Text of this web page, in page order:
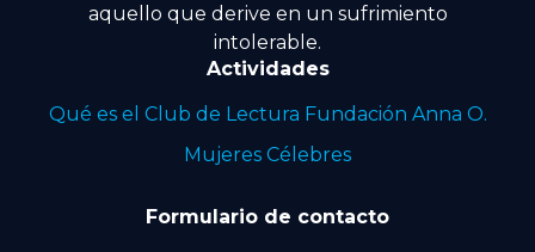
aquello que derive en un sufrimiento
intolerable.
Actividades
Qué es el Club de Lectura Fundación Anna O.
Mujeres Célebres
Formulario de contacto